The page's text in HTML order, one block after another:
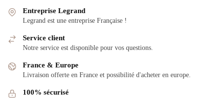
Entreprise Legrand
Legrand est une entreprise Française !
Service client
Notre service est disponible pour vos questions.
France & Europe
Livraison offerte en France et possibilité d'acheter en europe.
100% sécurisé